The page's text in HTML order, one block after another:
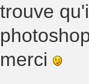
trouve
merci